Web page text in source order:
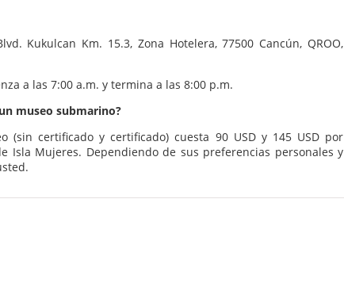
Kukulcan Km. 15.3, Zona Hotelera, 77500 Cancún, QROO,
a las 7:00 a.m. y termina a las 8:00 p.m.
museo submarino?
(sin certificado y certificado) cuesta 90 USD y 145 USD por
Isla Mujeres. Dependiendo de sus preferencias personales y